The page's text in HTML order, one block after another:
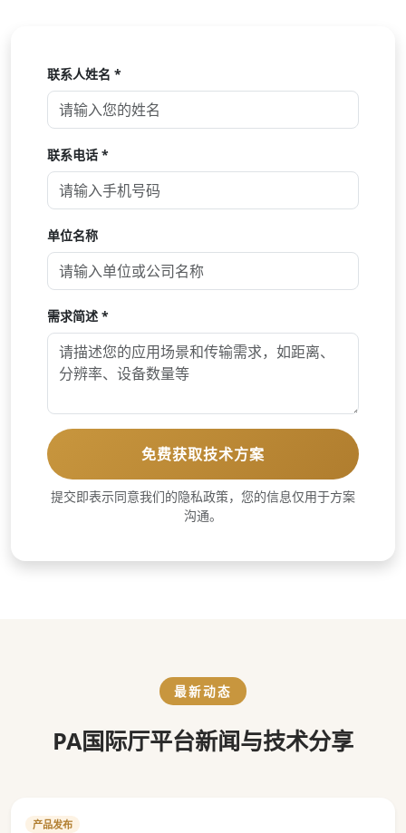
联系人姓名 *
联系电话 *
单位名称
需求简述 *
免费获取技术方案
提交即表示同意我们的隐私政策，您的信息仅用于方案
沟通。
最新动态
PA国际厅平台新闻与技术分享
产品发布